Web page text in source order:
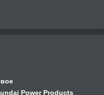
Power Products